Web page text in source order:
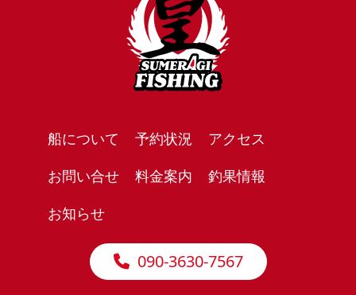
船について 予約状況
アクセス
お問い合せ
料金案内
釣果情報
お知らせ
090-3630-7567